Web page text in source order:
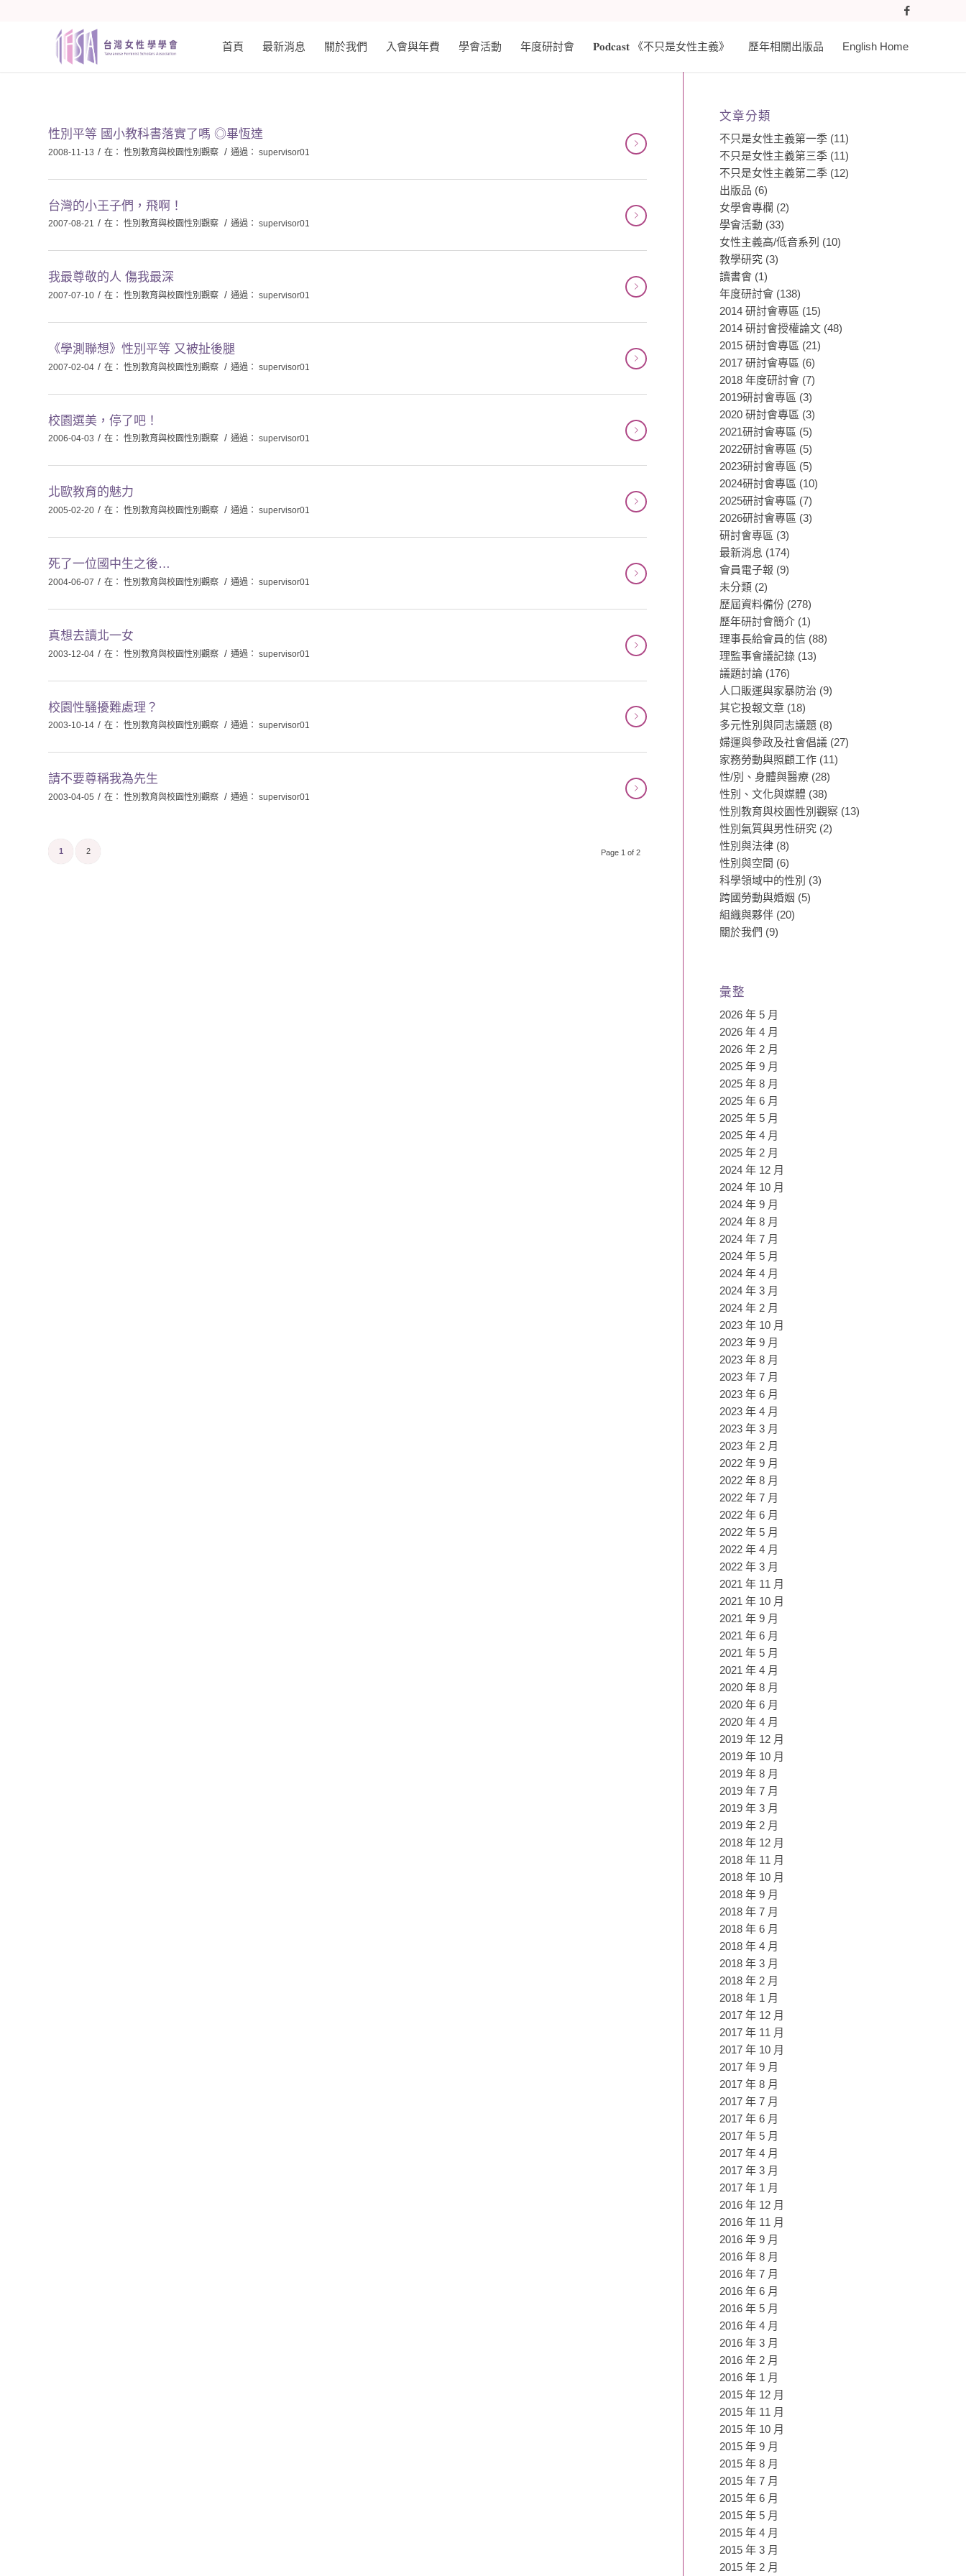
首頁 最新消息 關於我們 入會與年費 學會活動 年度研討會 𝐏𝐨𝐝𝐜𝐚𝐬𝐭 《不只是女性主義》 歷年相關出版品 English Home
性別平等 國小教科書落實了嗎 ◎畢恆達
2008-11-13 / 在： 性別教育與校園性別觀察 / 通過： supervisor01
台灣的小王子們，飛啊！
2007-08-21 / 在： 性別教育與校園性別觀察 / 通過： supervisor01
我最尊敬的人 傷我最深
2007-07-10 / 在： 性別教育與校園性別觀察 / 通過： supervisor01
《學測聯想》性別平等 又被扯後腿
2007-02-04 / 在： 性別教育與校園性別觀察 / 通過： supervisor01
校園選美，停了吧！
2006-04-03 / 在： 性別教育與校園性別觀察 / 通過： supervisor01
北歐教育的魅力
2005-02-20 / 在： 性別教育與校園性別觀察 / 通過： supervisor01
死了一位國中生之後…
2004-06-07 / 在： 性別教育與校園性別觀察 / 通過： supervisor01
真想去讀北一女
2003-12-04 / 在： 性別教育與校園性別觀察 / 通過： supervisor01
校園性騷擾難處理？
2003-10-14 / 在： 性別教育與校園性別觀察 / 通過： supervisor01
請不要尊稱我為先生
2003-04-05 / 在： 性別教育與校園性別觀察 / 通過： supervisor01
Page 1 of 2
1 2
文章分類
不只是女性主義第一季 (11)
不只是女性主義第三季 (11)
不只是女性主義第二季 (12)
出版品 (6)
女學會專欄 (2)
學會活動 (33)
女性主義高/低音系列 (10)
教學研究 (3)
讀書會 (1)
年度研討會 (138)
2014 研討會專區 (15)
2014 研討會授權論文 (48)
2015 研討會專區 (21)
2017 研討會專區 (6)
2018 年度研討會 (7)
2019研討會專區 (3)
2020 研討會專區 (3)
2021研討會專區 (5)
2022研討會專區 (5)
2023研討會專區 (5)
2024研討會專區 (10)
2025研討會專區 (7)
2026研討會專區 (3)
研討會專區 (3)
最新消息 (174)
會員電子報 (9)
未分類 (2)
歷屆資料備份 (278)
歷年研討會簡介 (1)
理事長給會員的信 (88)
理監事會議記錄 (13)
議題討論 (176)
人口販運與家暴防治 (9)
其它投報文章 (18)
多元性別與同志議題 (8)
婦運與參政及社會倡議 (27)
家務勞動與照顧工作 (11)
性/別、身體與醫療 (28)
性別、文化與媒體 (38)
性別教育與校園性別觀察 (13)
性別氣質與男性研究 (2)
性別與法律 (8)
性別與空間 (6)
科學領域中的性別 (3)
跨國勞動與婚姻 (5)
組織與夥伴 (20)
關於我們 (9)
彙整
2026 年 5 月
2026 年 4 月
2026 年 2 月
2025 年 9 月
2025 年 8 月
2025 年 6 月
2025 年 5 月
2025 年 4 月
2025 年 2 月
2024 年 12 月
2024 年 10 月
2024 年 9 月
2024 年 8 月
2024 年 7 月
2024 年 5 月
2024 年 4 月
2024 年 3 月
2024 年 2 月
2023 年 10 月
2023 年 9 月
2023 年 8 月
2023 年 7 月
2023 年 6 月
2023 年 4 月
2023 年 3 月
2023 年 2 月
2022 年 9 月
2022 年 8 月
2022 年 7 月
2022 年 6 月
2022 年 5 月
2022 年 4 月
2022 年 3 月
2021 年 11 月
2021 年 10 月
2021 年 9 月
2021 年 6 月
2021 年 5 月
2021 年 4 月
2020 年 8 月
2020 年 6 月
2020 年 4 月
2019 年 12 月
2019 年 10 月
2019 年 8 月
2019 年 7 月
2019 年 3 月
2019 年 2 月
2018 年 12 月
2018 年 11 月
2018 年 10 月
2018 年 9 月
2018 年 7 月
2018 年 6 月
2018 年 4 月
2018 年 3 月
2018 年 2 月
2018 年 1 月
2017 年 12 月
2017 年 11 月
2017 年 10 月
2017 年 9 月
2017 年 8 月
2017 年 7 月
2017 年 6 月
2017 年 5 月
2017 年 4 月
2017 年 3 月
2017 年 1 月
2016 年 12 月
2016 年 11 月
2016 年 9 月
2016 年 8 月
2016 年 7 月
2016 年 6 月
2016 年 5 月
2016 年 4 月
2016 年 3 月
2016 年 2 月
2016 年 1 月
2015 年 12 月
2015 年 11 月
2015 年 10 月
2015 年 9 月
2015 年 8 月
2015 年 7 月
2015 年 6 月
2015 年 5 月
2015 年 4 月
2015 年 3 月
2015 年 2 月